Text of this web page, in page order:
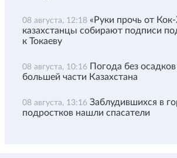
08 августа, 12:18 «Руки прочь от
казахстанцы собирают подписи
к Токаеву
08 августа, 10:16 Погода без
большей части Казахстана
08 августа, 13:16 Заблудившихся в
подростков нашли спасатели